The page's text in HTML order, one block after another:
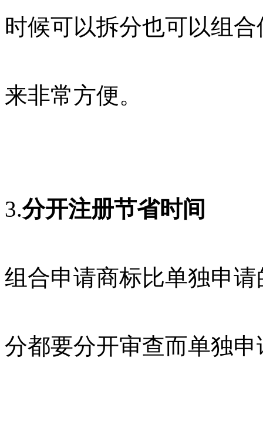
时候可以拆分也可以组
来非常方便。
3.分开注册节省时间
组合申请商标比单独申
分都要分开审查而单独